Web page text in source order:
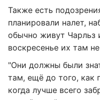
Также есть
планировали налет,
обычно живут Чарльз
воскресенье их там
"Они должны были
там, ещё до того, как
когда лучше всего